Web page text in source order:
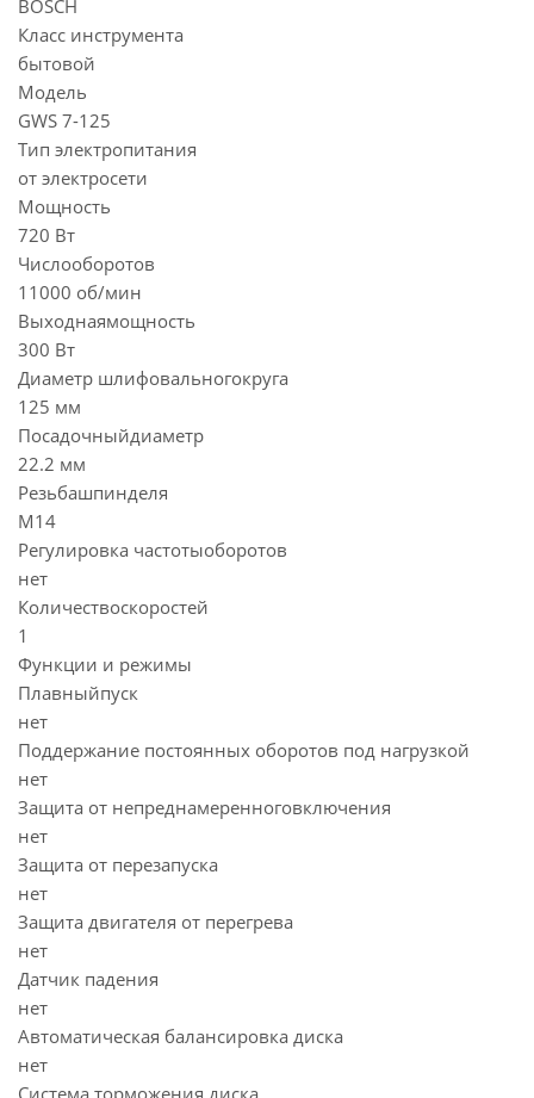
BOSCH
Класс инструмента
бытовой
Модель
GWS 7-125
Тип электропитания
от электросети
Мощность
720 Вт
Числооборотов
11000 об/мин
Выходнаямощность
300 Вт
Диаметр шлифовальногокруга
125 мм
Посадочныйдиаметр
22.2 мм
Резьбашпинделя
M14
Регулировка частотыоборотов
нет
Количествоскоростей
1
Функции и режимы
Плавныйпуск
нет
Поддержание постоянных оборотов под нагрузкой
нет
Защита от непреднамеренноговключения
нет
Защита от перезапуска
нет
Защита двигателя от перегрева
нет
Датчик падения
нет
Автоматическая балансировка диска
нет
Система торможения диска